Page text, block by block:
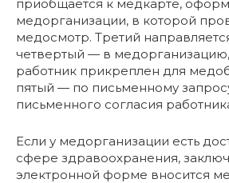
приобщается к медкарте,
медорганизации, в которой
медосмотр. Третий
четвертый — в
работник прикреплен для
пятый — по письменному
письменного согласия
Если у медорганизации есть
сфере здравоохранения,
электронной форме вносится